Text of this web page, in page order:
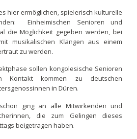
hier ermöglichen, spielerisch kulturelle
Einheimischen Senioren und
die Möglichkeit gegeben werden, bei
musikalischen Klängen aus einem
zu werden.
sollen kongolesische Senioren
Kontakt kommen zu deutschen
in Düren.
ging an alle Mitwirkenden und
die zum Gelingen dieses
beigetragen haben.